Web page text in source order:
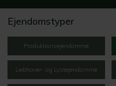
Ejendomstyper
Produktionsejendomme
Liebhaver- og Lystejendomme